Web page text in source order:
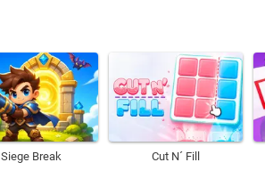
Siege Break Cut N´ Fill